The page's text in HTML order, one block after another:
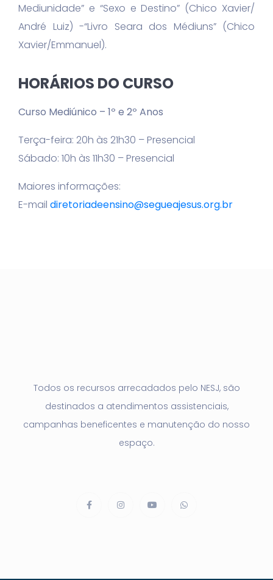
Mediunidade” e “Sexo e Destino” (Chico Xavier/
André Luiz) -“Livro Seara dos Médiuns” (Chico
Xavier/Emmanuel).
HORÁRIOS DO CURSO
Curso Mediúnico – 1º e 2º Anos
Terça-feira: 20h às 21h30 – Presencial
Sábado: 10h às 11h30 – Presencial
Maiores informações:
E-mail diretoriadeensino@segueajesus.org.br
Todos os recursos arrecadados pelo NESJ, são
destinados a atendimentos assistenciais,
campanhas beneficentes e manutenção do nosso
espaço.